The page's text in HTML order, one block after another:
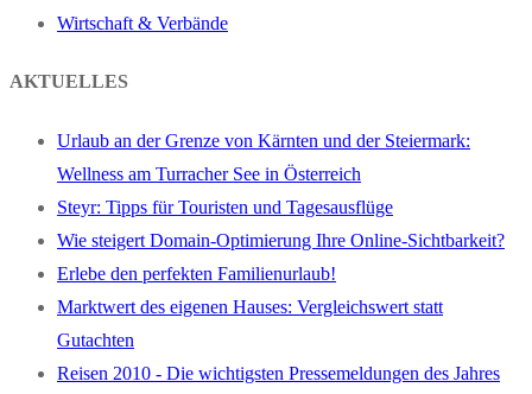
Wirtschaft & Verbände
AKTUELLES
Urlaub an der Grenze von Kärnten und der Steiermark:
Wellness am Turracher See in Österreich
Steyr: Tipps für Touristen und Tagesausflüge
Wie steigert Domain-Optimierung Ihre Online-Sichtbarkeit?
Erlebe den perfekten Familienurlaub!
Marktwert des eigenen Hauses: Vergleichswert statt
Gutachten
Reisen 2010 - Die wichtigsten Pressemeldungen des Jahres